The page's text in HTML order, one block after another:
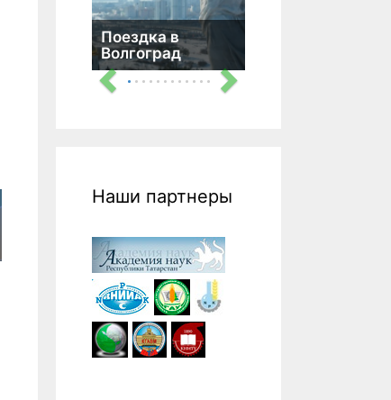
Поездка в
Волгоград
Наши партнеры